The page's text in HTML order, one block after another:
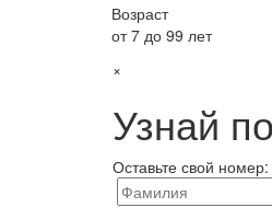
Возраст
от 7 до 99 лет
×
Узнай
Оставьте свой